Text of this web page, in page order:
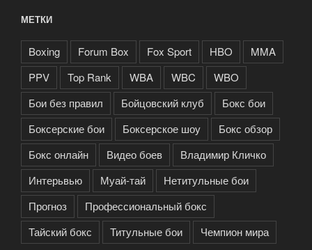
МЕТКИ
Boxing Forum Box Fox Sport HBO
MMA
PPV
Top Rank WBA WBC
WBO
Бои без правил
Бойцовский клуб
Бокс бои
Боксерские бои
Боксерское шоу
Бокс обзор
Бокс онлайн
Видео боев
Владимир Кличко
Интерьвью
Муай-тай
Нетитульные бои
Прогноз
Профессиональный бокс
Тайский бокс
Титульные бои Чемпион мира